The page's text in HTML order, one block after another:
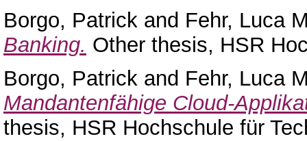
Borgo, Patrick and Fehr, Luca
Banking. Other thesis, HSR
Borgo, Patrick and Fehr, Luca
Mandantenfähige Cloud-
thesis, HSR Hochschule für